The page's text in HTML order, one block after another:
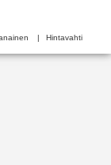
| Hintavahti